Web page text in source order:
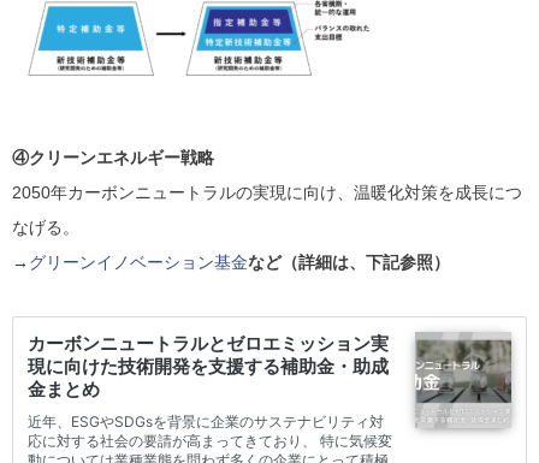
④クリーンエネルギー戦略
2050年カーボンニュートラルの実現に向け、温暖化対策を成長につ
なげる。
→ グリーンイノベーション基金など（詳細は、下記参照）